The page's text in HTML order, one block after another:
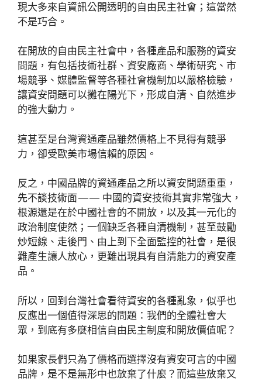
現大多來自資訊公開透明的自由民主社會；這當然
不是巧合。
在開放的自由民主社會中，各種產品和服務的資安
問題，有包括技術社群、資安廠商、學術研究、市
場競爭、媒體監督等各種社會機制加以嚴格檢驗，
讓資安問題可以攤在陽光下，形成自清、自然進步
的強大動力。
這甚至是台灣資通產品雖然價格上不見得有競爭
力，卻受歐美市場信賴的原因。
反之，中國品牌的資通產品之所以資安問題重重，
先不談技術面 — — 中國的資安技術其實非常強大，
根源還是在於中國社會的不開放，以及其一元化的
政治制度使然；一個缺乏各種自清機制，甚至鼓勵
炒短線、走後門、由上到下全面監控的社會，是很
難產生讓人放心，更難出現具有自清能力的資安產
品。
所以，回到台灣社會看待資安的各種亂象，似乎也
反應出一個值得深思的問題：我們的全體社會大
眾，到底有多麼相信自由民主制度和開放價值呢？
如果家長們只為了價格而選擇沒有資安可言的中國
品牌，是不是無形中也放棄了什麼？而這些放棄又